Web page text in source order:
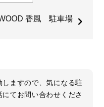
香風 駐車場
ますので、気になる駐
てお問い合わせくださ